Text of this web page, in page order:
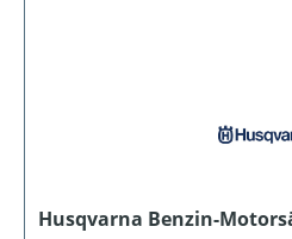
Husqvarna Benzin-